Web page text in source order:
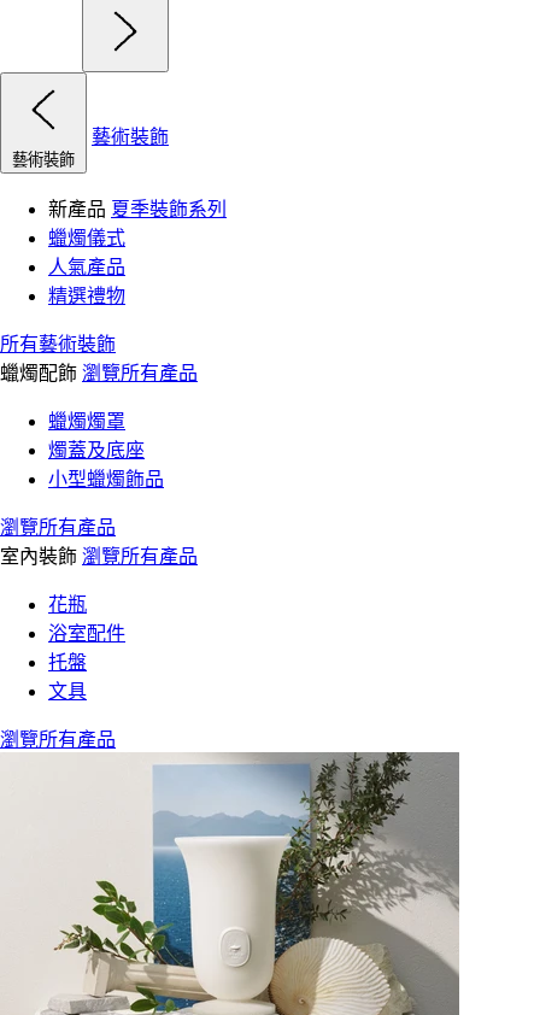
藝術裝飾
藝術裝飾
新產品 夏季裝飾系列
蠟燭儀式
人氣產品
精選禮物
所有藝術裝飾
蠟燭配飾 瀏覽所有產品
蠟燭燭罩
燭蓋及底座
小型蠟燭飾品
瀏覽所有產品
室內裝飾 瀏覽所有產品
花瓶
浴室配件
托盤
文具
瀏覽所有產品